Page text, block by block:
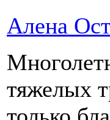
Алена
тяжелых